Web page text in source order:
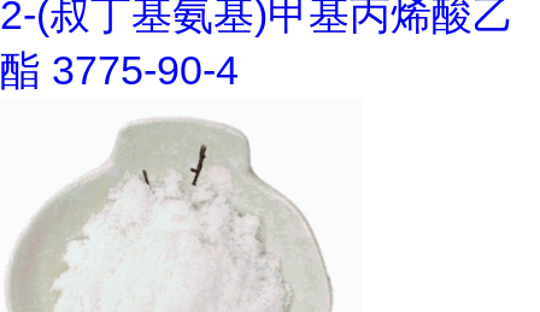
2-(叔丁基氨基)甲基丙烯酸乙
酯 3775-90-4